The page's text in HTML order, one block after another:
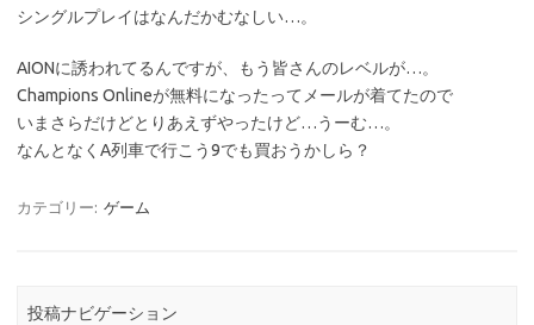
シングルプレイはなんだかむなしい…。
AIONに誘われてるんですが、もう皆さんのレベルが…。
Champions Onlineが無料になったってメールが着てたので
いまさらだけどとりあえずやったけど…うーむ…。
なんとなくA列車で行こう9でも買おうかしら？
カテゴリー: ゲーム
投稿ナビゲーション